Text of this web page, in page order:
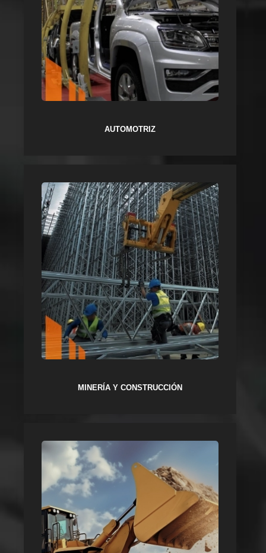
AUTOMOTRIZ
MINERÍA Y CONSTRUCCIÓN